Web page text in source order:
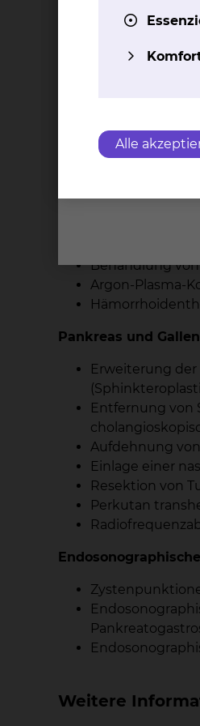
Aufdehnung
Resektion von
Behandlung
Argon-Plasma-
Pankreas und
Erweiterung
Entfernung von
Aufdehnung
Einlage einer
Resektion von
Perkutan
Weitere
Alle